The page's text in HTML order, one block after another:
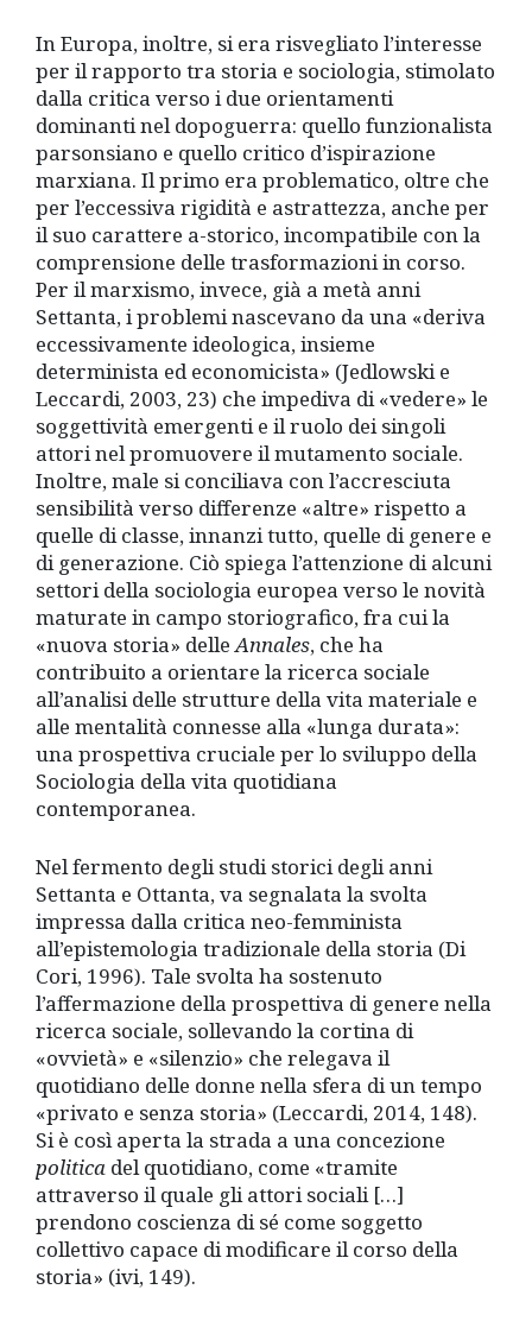
In Europa, inoltre, si era risvegliato l’interesse
per il rapporto tra storia e sociologia, stimolato
dalla critica verso i due orientamenti
dominanti nel dopoguerra: quello funzionalista
parsonsiano e quello critico d’ispirazione
marxiana. Il primo era problematico, oltre che
per l’eccessiva rigidità e astrattezza, anche per
il suo carattere a-storico, incompatibile con la
comprensione delle trasformazioni in corso.
Per il marxismo, invece, già a metà anni
Settanta, i problemi nascevano da una «deriva
eccessivamente ideologica, insieme
determinista ed economicista» (Jedlowski e
Leccardi, 2003, 23) che impediva di «vedere» le
soggettività emergenti e il ruolo dei singoli
attori nel promuovere il mutamento sociale.
Inoltre, male si conciliava con l’accresciuta
sensibilità verso differenze «altre» rispetto a
quelle di classe, innanzi tutto, quelle di genere e
di generazione. Ciò spiega l’attenzione di alcuni
settori della sociologia europea verso le novità
maturate in campo storiografico, fra cui la
«nuova storia» delleAnnales, che ha
contribuito a orientare la ricerca sociale
all’analisi delle strutture della vita materiale e
alle mentalità connesse alla «lunga durata»:
una prospettiva cruciale per lo sviluppo della
Sociologia della vita quotidiana
contemporanea.
Nel fermento degli studi storici degli anni
Settanta e Ottanta, va segnalata la svolta
impressa dalla critica neo-femminista
all’epistemologia tradizionale della storia (Di
Cori, 1996). Tale svolta ha sostenuto
l’affermazione della prospettiva di genere nella
ricerca sociale, sollevando la cortina di
«ovvietà» e «silenzio» che relegava il
quotidiano delle donne nella sfera di un tempo
«privato e senza storia» (Leccardi, 2014, 148).
Si è così aperta la strada a una concezione
politica del quotidiano, come «tramite
attraverso il quale gli attori sociali […]
prendono coscienza di sé come soggetto
collettivo capace di modificare il corso della
storia» (ivi, 149).